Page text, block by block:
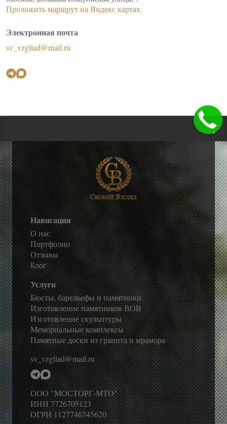
Проложить маршрут на Яндекс картах
Электронная почта
sv_vzgliad@mail.ru
Навигация
О нас
Портфолио
Отзывы
Блог
Услуги
Бюсты, барельефы и памятники
Изготовление памятников ВОВ
Изготовление скульптуры
Мемориальные комплексы
Памятные доски из гранита и мрамора
sv_vzgliad@mail.ru
ООО "МОСТОРГ-МТО"
ИНН 7726705123
ОГРН 1127746745620